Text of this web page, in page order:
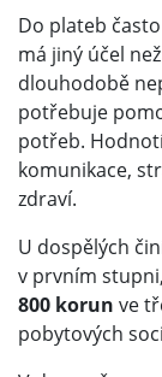
Do plateb
má jiný účel
dlouhodobě
potřebuje
potřeb.
komunikace,
zdraví.
U dospělých
v prvním stupni,
800 korun ve
pobytových